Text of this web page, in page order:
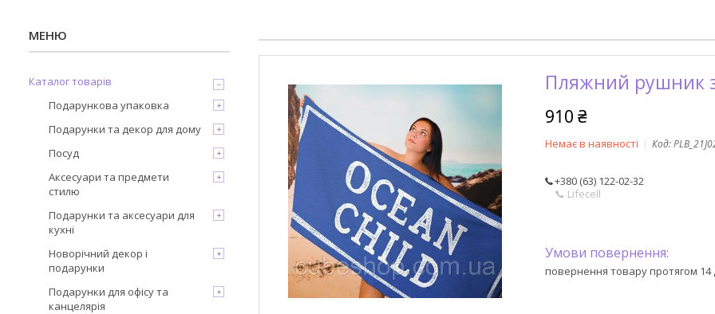
Пляжний рушник
910 ₴
Немає в наявності Код:
+380 (63) 122-02-32
📞 Lifecell
повернення товару протягом 14
Каталог товарів
Подарункова упаковка
Подарунки та декор для дому
Посуд
Аксесуари та предмети
стилю
Подарунки та аксесуари для
кухні
Новорічний декор і
подарунки
Подарунки для офісу та
канцелярія